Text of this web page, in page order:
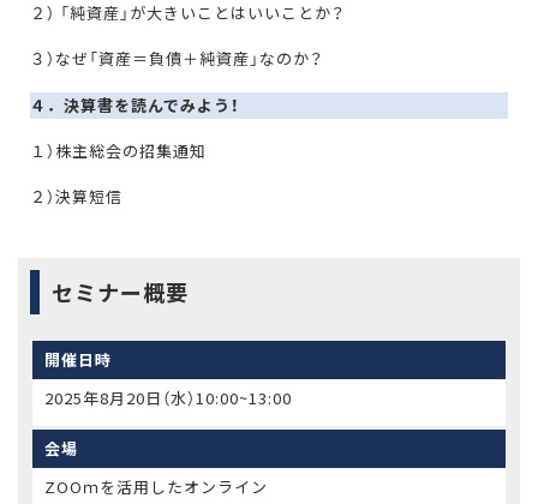
２） 「純資産」が大きいことはいいことか？
３）なぜ「資産＝負債＋純資産」なのか？
４．決算書を読んでみよう！
１）株主総会の招集通知
２）決算短信
セミナー概要
開催日時
2025年8月20日（水）10:00~13:00
会場
ZOOｍを活用したオンライン